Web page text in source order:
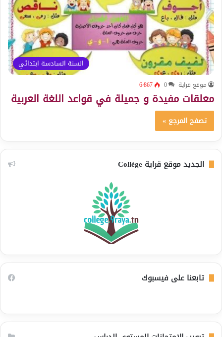
السنة السادسة ابتدائي
موقع قراية 0 6٬867
معلقات مفيدة و جميلة في قواعد اللغة العربية
تصفح المرجع »
الجديد موقع قراية Collège
تابعنا على فيسبوك